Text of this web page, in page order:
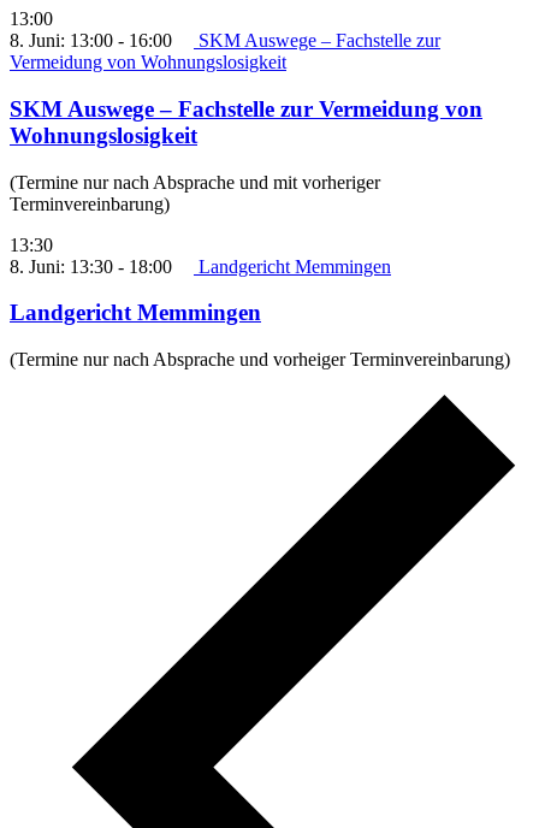
13:00
8. Juni: 13:00 - 16:00
SKM Auswege – Fachstelle zur
Vermeidung von Wohnungslosigkeit
SKM Auswege – Fachstelle zur Vermeidung von
Wohnungslosigkeit
(Termine nur nach Absprache und mit vorheriger
Terminvereinbarung)
13:30
8. Juni: 13:30 - 18:00 Landgericht Memmingen
Landgericht Memmingen
(Termine nur nach Absprache und vorheiger Terminvereinbarung)